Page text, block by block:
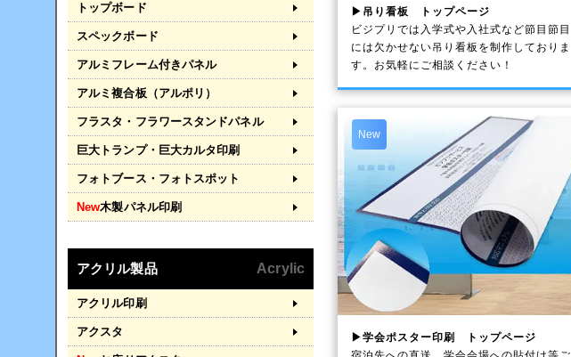
▶吊り看板 トップページ
ビジプリでは入学式や入社式など節目節目
には欠かせない吊り看板を制作しておりま
す。お気軽にご相談ください！
New
▶学会ポスター印刷 トップページ
トップボード
スペックボード
アルミフレーム付きパネル
アルミ複合板（アルポリ）
フラスタ・フラワースタンドパネル
巨大トランプ・巨大カルタ印刷
フォトブース・フォトスポット
New木製パネル印刷
アクリル製品 Acrylic
アクリル印刷
アクスタ